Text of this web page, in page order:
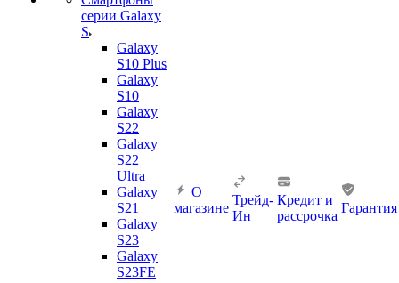
серии Galaxy
S
Galaxy
S10 Plus
Galaxy
S10
Galaxy
S22
Galaxy
S22
Ultra
Galaxy
S21
Galaxy
S23
Galaxy
S23FE
О
магазине
Трейд-
Ин
Кредит и
рассрочка
Гарантия